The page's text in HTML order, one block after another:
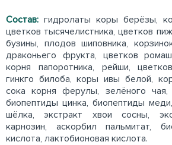
Состав: гидролаты коры берёзы,
цветков тысячелистника, цветков
бузины, плодов шиповника,
драконьего фрукта, цветков
корня папоротника, рейши,
гинкго билоба, коры ивы белой,
сока корня ферулы, зелёного чая,
биопептиды цинка, биопептиды
шёлка, экстракт хвои сосны,
карнозин, аскорбил пальмитат,
кислота, лактобионовая кислота.